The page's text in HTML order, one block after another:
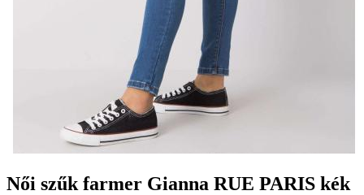
Női szűk farmer Gianna RUE PARIS kék